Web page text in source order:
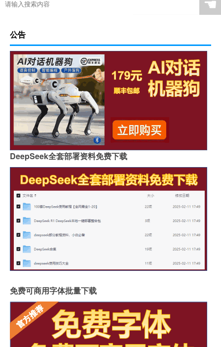
☚
公告
DeepSeek全套部署资料免费下载
免费可商用字体批量下载